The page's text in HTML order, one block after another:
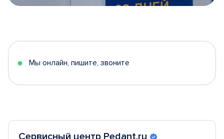
5
Мы онлайн, пишите, звоните
Сервисный центр Pedant.ru